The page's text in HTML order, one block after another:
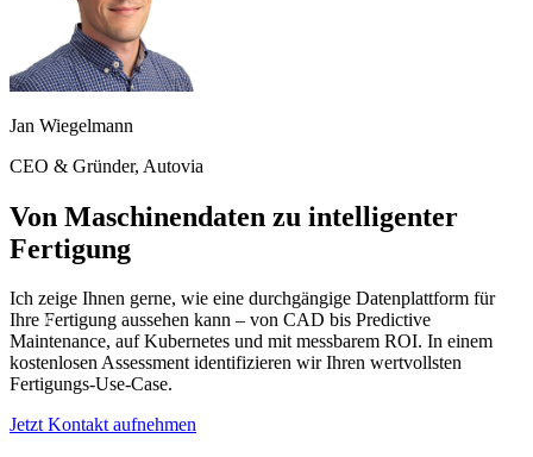
Jan Wiegelmann
CEO & Gründer, Autovia
Von Maschinendaten zu intelligenter
Fertigung
Ich zeige Ihnen gerne, wie eine durchgängige Datenplattform für
Ihre Fertigung aussehen kann – von CAD bis Predictive
Maintenance, auf Kubernetes und mit messbarem ROI. In einem
kostenlosen Assessment identifizieren wir Ihren wertvollsten
Fertigungs-Use-Case.
Jetzt Kontakt aufnehmen